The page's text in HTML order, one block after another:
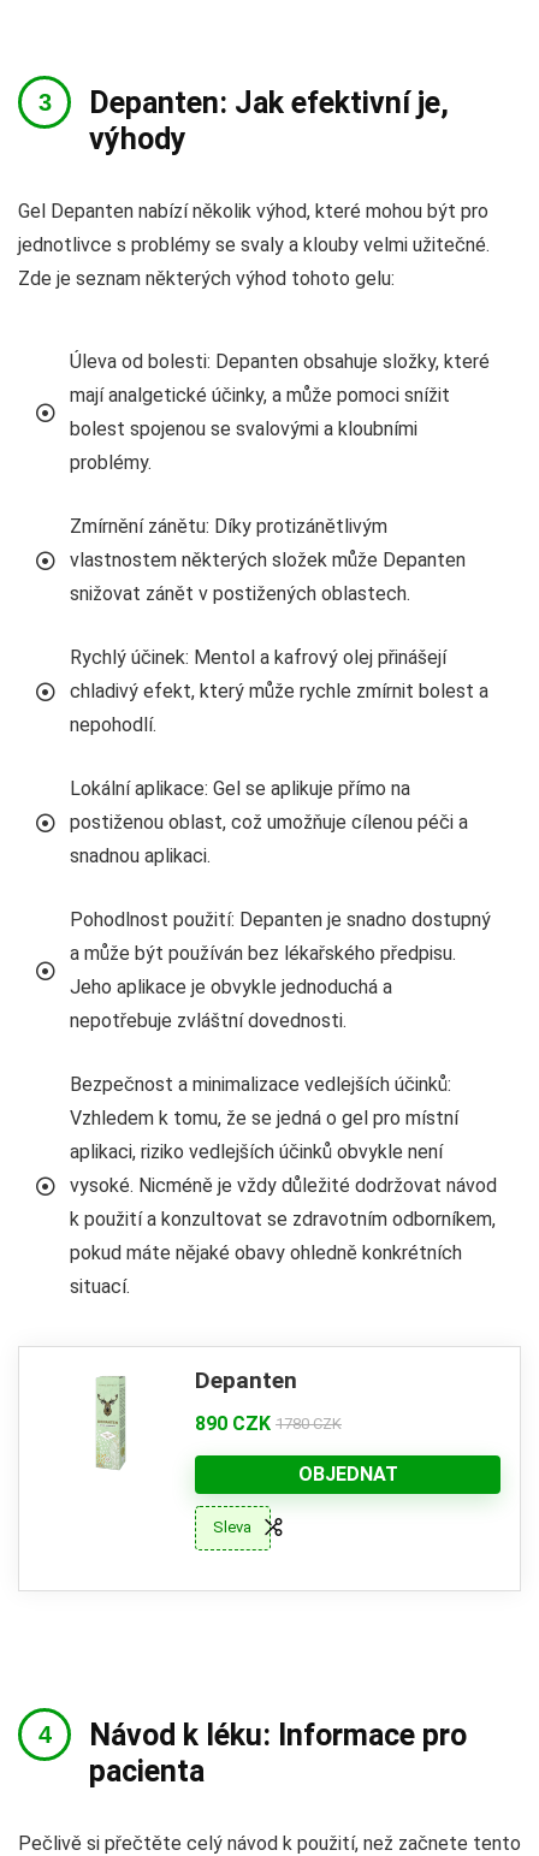
Depanten: Jak efektivní je,
výhody
Gel Depanten nabízí několik výhod, které mohou být pro
jednotlivce s problémy se svaly a klouby velmi užitečné.
Zde je seznam některých výhod tohoto gelu:
Úleva od bolesti: Depanten obsahuje složky, které
mají analgetické účinky, a může pomoci snížit
bolest spojenou se svalovými a kloubními
problémy.
Zmírnění zánětu: Díky protizánětlivým
vlastnostem některých složek může Depanten
snižovat zánět v postižených oblastech.
Rychlý účinek: Mentol a kafrový olej přinášejí
chladivý efekt, který může rychle zmírnit bolest a
nepohodlí.
Lokální aplikace: Gel se aplikuje přímo na
postiženou oblast, což umožňuje cílenou péči a
snadnou aplikaci.
Pohodlnost použití: Depanten je snadno dostupný
a může být používán bez lékařského předpisu.
Jeho aplikace je obvykle jednoduchá a
nepotřebuje zvláštní dovednosti.
Bezpečnost a minimalizace vedlejších účinků:
Vzhledem k tomu, že se jedná o gel pro místní
aplikaci, riziko vedlejších účinků obvykle není
vysoké. Nicméně je vždy důležité dodržovat návod
k použití a konzultovat se zdravotním odborníkem,
pokud máte nějaké obavy ohledně konkrétních
situací.
Depanten
890 CZK 1780 CZK
OBJEDNAT
Sleva
Návod k léku: Informace pro
pacienta
Pečlivě si přečtěte celý návod k použití, než začnete tento